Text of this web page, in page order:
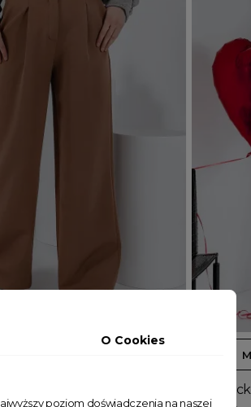
z prostą nogawką
M
O Cookies
poziom doświadczenia na naszej